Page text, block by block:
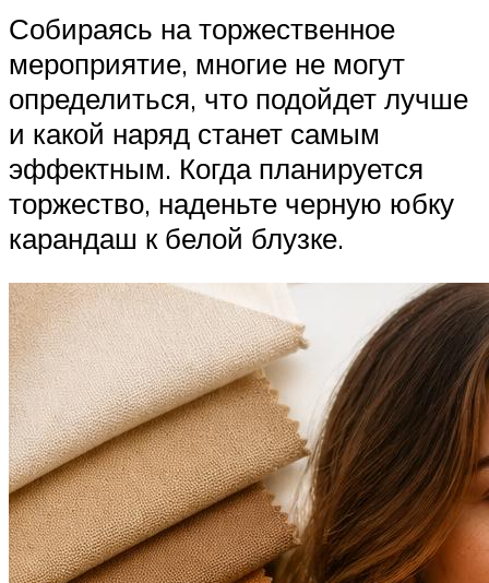
Собираясь на торжественное
мероприятие, многие не могут
определиться, что подойдет лучше
и какой наряд станет самым
эффектным. Когда планируется
торжество, наденьте черную юбку
карандаш к белой блузке.